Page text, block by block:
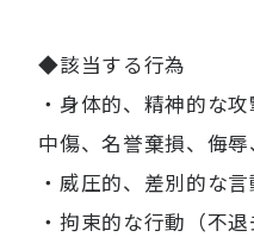
◆該当する行為
・身体的、精神的な
中傷、名誉棄損、侮辱
・威圧的、差別的な
・拘束的な行動（不